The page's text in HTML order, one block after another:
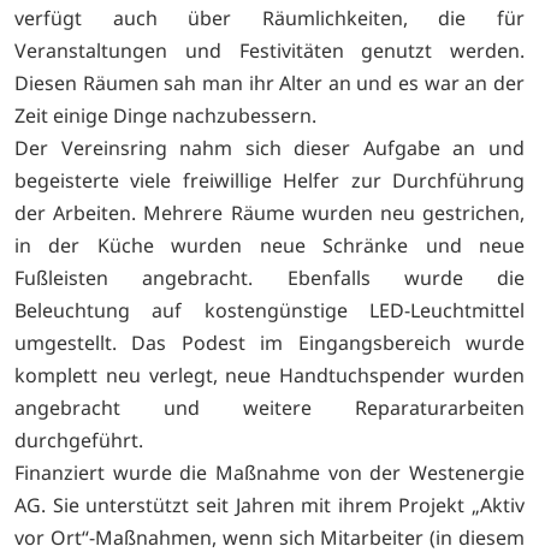
verfügt auch über Räumlichkeiten, die für
Veranstaltungen und Festivitäten genutzt werden.
Diesen Räumen sah man ihr Alter an und es war an der
Zeit einige Dinge nachzubessern.
Der Vereinsring nahm sich dieser Aufgabe an und
begeisterte viele freiwillige Helfer zur Durchführung
der Arbeiten. Mehrere Räume wurden neu gestrichen,
in der Küche wurden neue Schränke und neue
Fußleisten angebracht. Ebenfalls wurde die
Beleuchtung auf kostengünstige LED-Leuchtmittel
umgestellt. Das Podest im Eingangsbereich wurde
komplett neu verlegt, neue Handtuchspender wurden
angebracht und weitere Reparaturarbeiten
durchgeführt.
Finanziert wurde die Maßnahme von der Westenergie
AG. Sie unterstützt seit Jahren mit ihrem Projekt „Aktiv
vor Ort“-Maßnahmen, wenn sich Mitarbeiter (in diesem